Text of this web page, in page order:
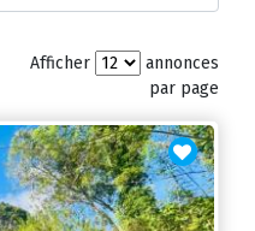
Afficher
annonces
par page